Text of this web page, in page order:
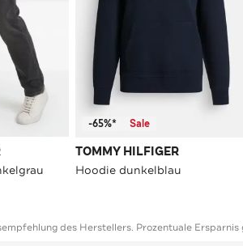
-65%* Sale
TOMMY HILFIGER
Hoodie dunkelblau
des Herstellers. Prozentuale Ersparnis